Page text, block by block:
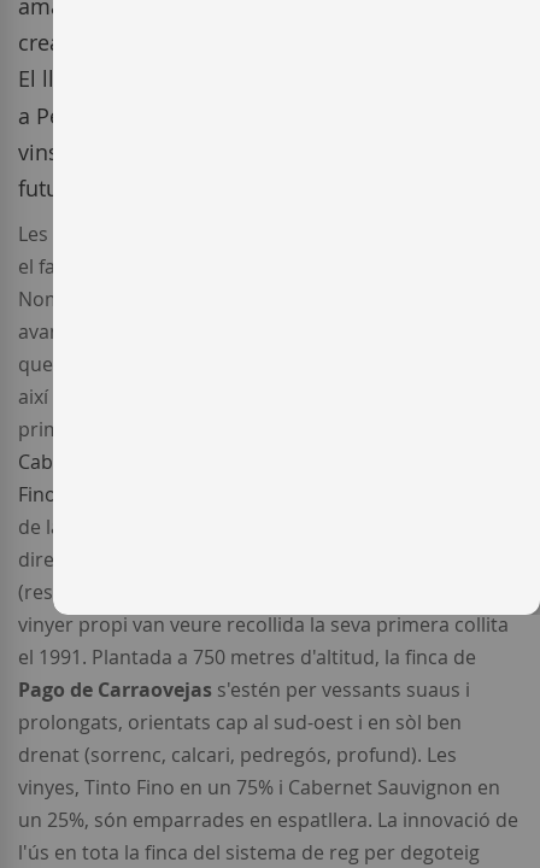
amants del vi que volien concebir el projecte de
crear un celler en una bona zona de vins negres.
El lloc triat van ser els vessants de
a Peñafiel, per ser el gran centre històric dels
vins de la
futur dels vins d'Espanya.
Les seves condicions climatològiques i la seva orografia
el fan únic i molt especial per al conreu del raïm.
Només calia afegir-hi un component de qualitat i
avantguarda que optimitzés les favorables condicions
que a tots els nivells pot oferir aquesta zona. Només
així es va aconseguir que
primer de la Ribera del Duero amb un 25 % de
Cabernet Sauvignon
Fino
de la bóta de roure francès en aquesta zona. Sota la
direcció de
(responsable de viticultura), aquestes 60 hectàrees de
vinyer propi van veure recollida la seva primera collita
el 1991. Plantada a 750 metres d'altitud, la finca de
Pago de Carraovejas s'estén per vessants suaus i
prolongats, orientats cap al sud-oest i en sòl ben
drenat (sorrenc, calcari, pedregós, profund). Les
vinyes, Tinto Fino en un 75% i Cabernet Sauvignon en
un 25%, són emparrades en espatllera. La innovació de
l'ús en tota la finca del sistema de reg per degoteig